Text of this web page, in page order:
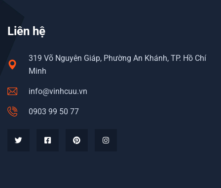
Liên hệ
319 Võ Nguyên Giáp, Phường An Khánh, TP. Hồ Chí
Minh
info@vinhcuu.vn
0903 99 50 77